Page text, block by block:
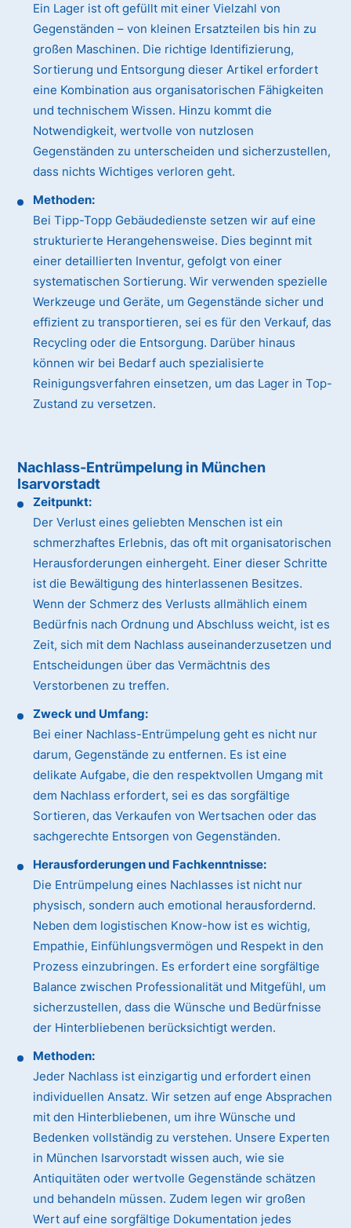
Ein Lager ist oft gefüllt mit einer Vielzahl von
Gegenständen – von kleinen Ersatzteilen bis hin zu
großen Maschinen. Die richtige Identifizierung,
Sortierung und Entsorgung dieser Artikel erfordert
eine Kombination aus organisatorischen Fähigkeiten
und technischem Wissen. Hinzu kommt die
Notwendigkeit, wertvolle von nutzlosen
Gegenständen zu unterscheiden und sicherzustellen,
dass nichts Wichtiges verloren geht.
Methoden:
Bei Tipp-Topp Gebäudedienste setzen wir auf eine
strukturierte Herangehensweise. Dies beginnt mit
einer detaillierten Inventur, gefolgt von einer
systematischen Sortierung. Wir verwenden spezielle
Werkzeuge und Geräte, um Gegenstände sicher und
effizient zu transportieren, sei es für den Verkauf, das
Recycling oder die Entsorgung. Darüber hinaus
können wir bei Bedarf auch spezialisierte
Reinigungsverfahren einsetzen, um das Lager in Top-
Zustand zu versetzen.
Nachlass-Entrümpelung in München
Isarvorstadt
Zeitpunkt:
Der Verlust eines geliebten Menschen ist ein
schmerzhaftes Erlebnis, das oft mit organisatorischen
Herausforderungen einhergeht. Einer dieser Schritte
ist die Bewältigung des hinterlassenen Besitzes.
Wenn der Schmerz des Verlusts allmählich einem
Bedürfnis nach Ordnung und Abschluss weicht, ist es
Zeit, sich mit dem Nachlass auseinanderzusetzen und
Entscheidungen über das Vermächtnis des
Verstorbenen zu treffen.
Zweck und Umfang:
Bei einer Nachlass-Entrümpelung geht es nicht nur
darum, Gegenstände zu entfernen. Es ist eine
delikate Aufgabe, die den respektvollen Umgang mit
dem Nachlass erfordert, sei es das sorgfältige
Sortieren, das Verkaufen von Wertsachen oder das
sachgerechte Entsorgen von Gegenständen.
Herausforderungen und Fachkenntnisse:
Die Entrümpelung eines Nachlasses ist nicht nur
physisch, sondern auch emotional herausfordernd.
Neben dem logistischen Know-how ist es wichtig,
Empathie, Einfühlungsvermögen und Respekt in den
Prozess einzubringen. Es erfordert eine sorgfältige
Balance zwischen Professionalität und Mitgefühl, um
sicherzustellen, dass die Wünsche und Bedürfnisse
der Hinterbliebenen berücksichtigt werden.
Methoden:
Jeder Nachlass ist einzigartig und erfordert einen
individuellen Ansatz. Wir setzen auf enge Absprachen
mit den Hinterbliebenen, um ihre Wünsche und
Bedenken vollständig zu verstehen. Unsere Experten
in München Isarvorstadt wissen auch, wie sie
Antiquitäten oder wertvolle Gegenstände schätzen
und behandeln müssen. Zudem legen wir großen
Wert auf eine sorgfältige Dokumentation jedes